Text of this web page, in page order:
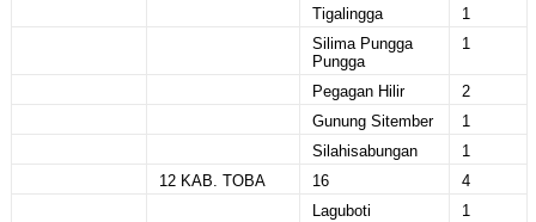
Tigalingga
1
Silima Pungga
Pungga
1
Pegagan Hilir
2
Gunung Sitember
1
Silahisabungan
1
12 KAB. TOBA
16
4
Laguboti
1